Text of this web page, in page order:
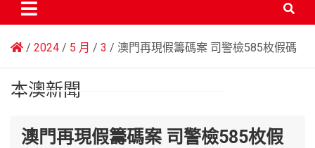
2024 5 月 3 澳門再現假籌碼案 司警檢585枚假碼
本澳新聞
澳門再現假籌碼案 司警檢585枚假